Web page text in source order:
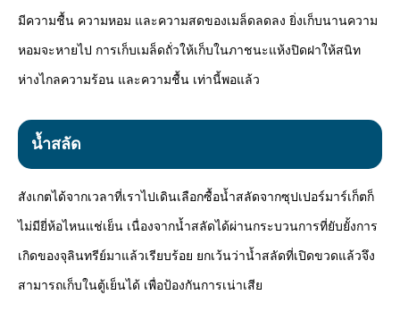
มีความชื้น ความหอม และความสดของเมล็ดลดลง ยิ่งเก็บนานความ
หอมจะหายไป การเก็บเมล็ดถั่วให้เก็บในภาชนะแห้งปิดฝาให้สนิท
ห่างไกลความร้อน และความชื้น เท่านี้พอแล้ว
น้ำสลัด
สังเกตได้จากเวลาที่เราไปเดินเลือกซื้อน้ำสลัดจากซุปเปอร์มาร์เก็ตก็
ไม่มียี่ห้อไหนแช่เย็น เนื่องจากน้ำสลัดได้ผ่านกระบวนการที่ยับยั้งการ
เกิดของจุลินทรีย์มาแล้วเรียบร้อย ยกเว้นว่าน้ำสลัดที่เปิดขวดแล้วจึง
สามารถเก็บในตู้เย็นได้ เพื่อป้องกันการเน่าเสีย